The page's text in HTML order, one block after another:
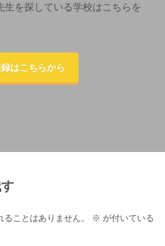
生を探している学校はこちらを
はこちらから
ことはありません。 ※ が付いている